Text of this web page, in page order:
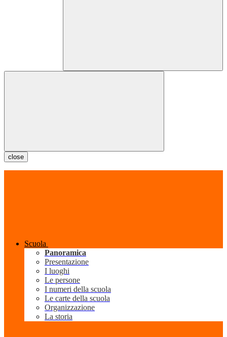
close
Scuola
Panoramica
Presentazione
I luoghi
Le persone
I numeri della scuola
Le carte della scuola
Organizzazione
La storia